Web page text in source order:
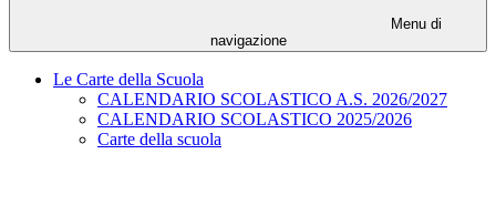
Menu di
navigazione
Le Carte della Scuola
CALENDARIO SCOLASTICO A.S. 2026/2027
CALENDARIO SCOLASTICO 2025/2026
Carte della scuola